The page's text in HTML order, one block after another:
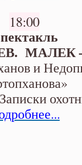
18:00
МАЛЕК
и